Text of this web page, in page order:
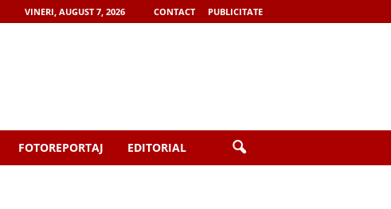
VINERI, AUGUST 7, 2026 CONTACT PUBLICITATE
FOTOREPORTAJ EDITORIAL